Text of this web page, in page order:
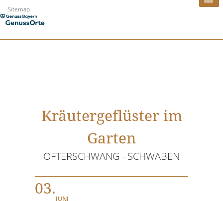
Zum
Inhalt
Sitemap
Kräutergeflüster im
Garten
OFTERSCHWANG - SCHWABEN
03.
JUNI